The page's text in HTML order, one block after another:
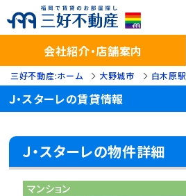
会社紹介・店舗案内
三好不動産:ホーム 大野城市 白木原駅
Ｊ・スターレの賃貸情報
Ｊ・スターレの物件詳細
マンション